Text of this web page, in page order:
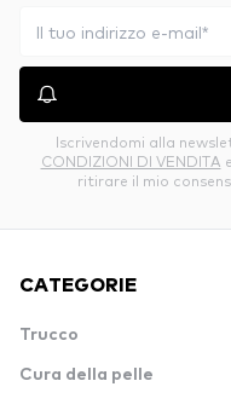
Iscrivendomi alla
CONDIZIONI DI VENDITA
ritirare il mio
CATEGORIE
Trucco
Cura della pelle